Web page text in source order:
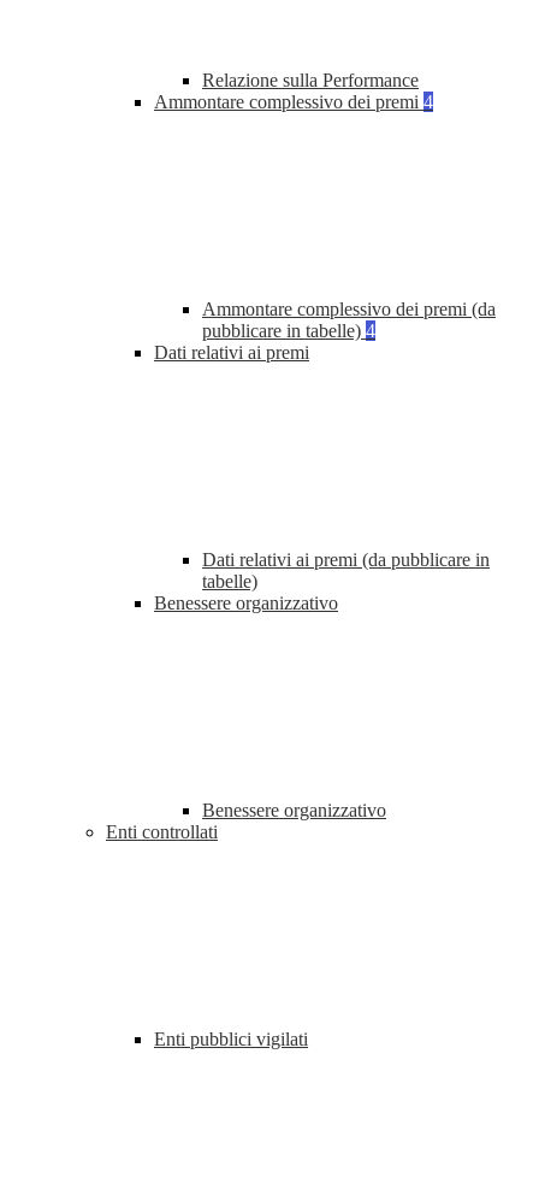
Relazione sulla Performance
Ammontare complessivo dei premi 4
Ammontare complessivo dei premi (da
pubblicare in tabelle) 4
Dati relativi ai premi
Dati relativi ai premi (da pubblicare in
tabelle)
Benessere organizzativo
Benessere organizzativo
Enti controllati
Enti pubblici vigilati